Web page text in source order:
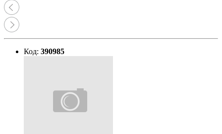
Код: 390985